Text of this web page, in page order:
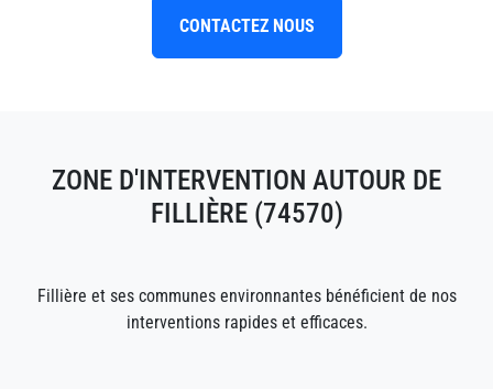
CONTACTEZ NOUS
ZONE D'INTERVENTION AUTOUR DE
FILLIÈRE (74570)
Fillière et ses communes environnantes bénéficient de nos
interventions rapides et efficaces.